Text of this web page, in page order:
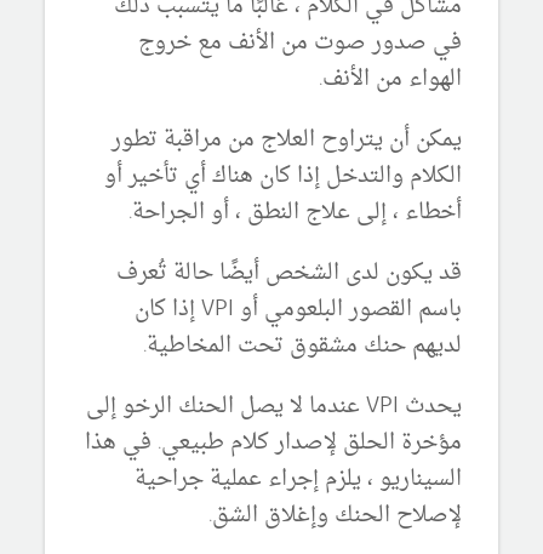
في صدور صوت من الأنف مع خروج
الهواء من الأنف.
يمكن أن يتراوح العلاج من مراقبة تطور
الكلام والتدخل إذا كان هناك أي تأخير أو
أخطاء ، إلى علاج النطق ، أو الجراحة.
قد يكون لدى الشخص أيضًا حالة تُعرف
باسم القصور البلعومي أو VPI إذا كان
لديهم حنك مشقوق تحت المخاطية.
يحدث VPI عندما لا يصل الحنك الرخو إلى
مؤخرة الحلق لإصدار كلام طبيعي. في هذا
السيناريو ، يلزم إجراء عملية جراحية
لإصلاح الحنك وإغلاق الشق.